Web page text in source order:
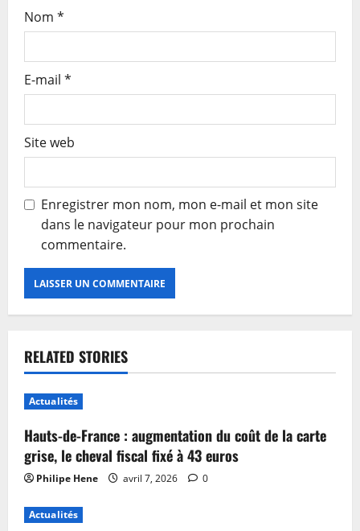
Nom *
E-mail *
Site web
Enregistrer mon nom, mon e-mail et mon site
dans le navigateur pour mon prochain
commentaire.
RELATED STORIES
Actualités
Hauts-de-France : augmentation du coût de la carte
grise, le cheval fiscal fixé à 43 euros
Philipe Hene avril 7, 2026 0
Actualités